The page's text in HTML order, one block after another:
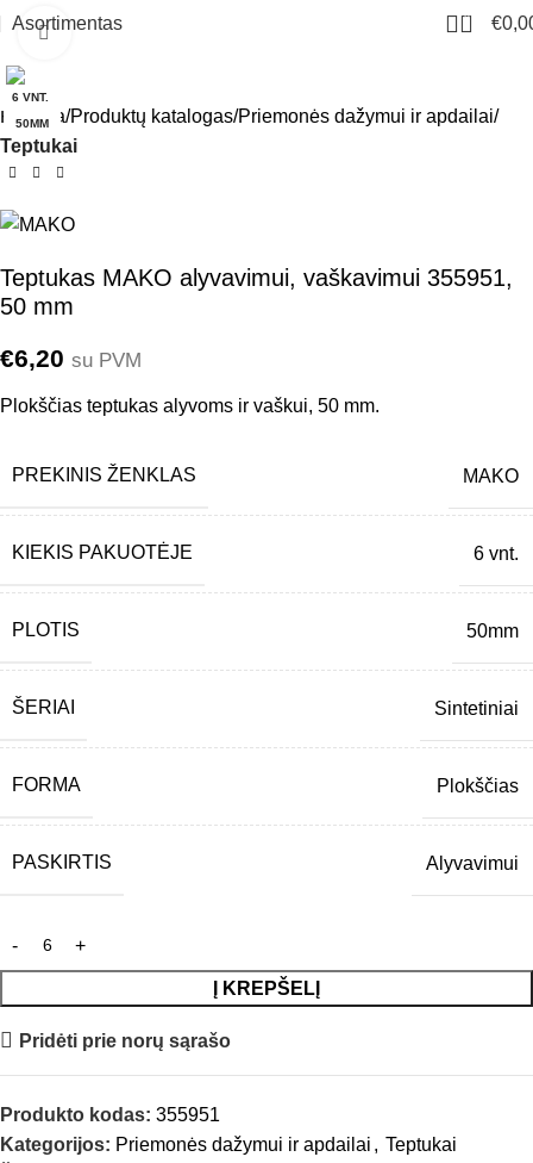
Asortimentas 0 €
6 VNT.
50MM
Click to enlarge
Pradžia Produktų katalogas Priemonės dažymui ir apdailai
Teptukai
Teptukas MAKO alyvavimui, vaškavimui 355951,
50 mm
€6,20 su PVM
Plokščias teptukas alyvoms ir vaškui, 50 mm.
PREKINIS ŽENKLAS MAKO
KIEKIS PAKUOTĖJE 6 vnt.
PLOTIS 50mm
ŠERIAI Sintetiniai
FORMA Plokščias
PASKIRTIS Alyvavimui
Į KREPŠELĮ
Pridėti prie norų sąrašo
Produkto kodas: 355951
Kategorijos: Priemonės dažymui ir apdailai , Teptukai